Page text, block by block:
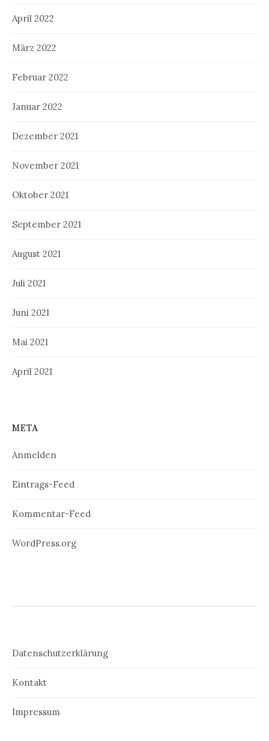
April 2022
März 2022
Februar 2022
Januar 2022
Dezember 2021
November 2021
Oktober 2021
September 2021
August 2021
Juli 2021
Juni 2021
Mai 2021
April 2021
META
Anmelden
Eintrags-Feed
Kommentar-Feed
WordPress.org
Datenschutzerklärung
Kontakt
Impressum